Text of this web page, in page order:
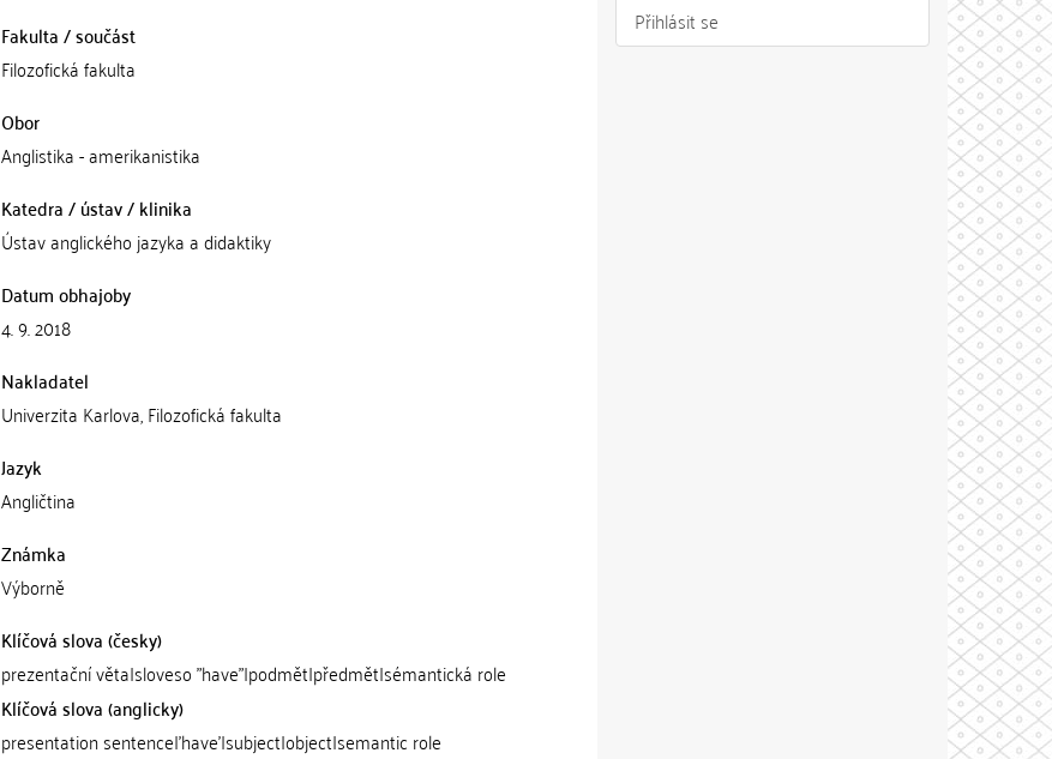
Fakulta / součást
Filozofická fakulta
Obor
Anglistika - amerikanistika
Katedra / ústav / klinika
Ústav anglického jazyka a didaktiky
Datum obhajoby
4. 9. 2018
Nakladatel
Univerzita Karlova, Filozofická fakulta
Jazyk
Angličtina
Známka
Výborně
Klíčová slova (česky)
prezentační věta|sloveso "have"|podmět|předmět|sémantická role
Klíčová slova (anglicky)
presentation sentence|'have'|subject|object|semantic role
Přihlásit se